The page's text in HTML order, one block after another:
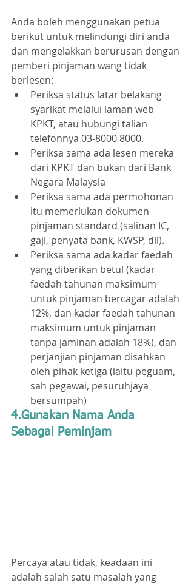
Anda boleh menggunakan petua
berikut untuk melindungi diri anda
dan mengelakkan berurusan dengan
pemberi pinjaman wang tidak
berlesen:
Periksa status latar belakang
syarikat melalui laman web
KPKT, atau hubungi talian
telefonnya 03-8000 8000.
Periksa sama ada lesen mereka
dari KPKT dan bukan dari Bank
Negara Malaysia
Periksa sama ada permohonan
itu memerlukan dokumen
pinjaman standard (salinan IC,
gaji, penyata bank, KWSP, dll).
Periksa sama ada kadar faedah
yang diberikan betul (kadar
faedah tahunan maksimum
untuk pinjaman bercagar adalah
12%, dan kadar faedah tahunan
maksimum untuk pinjaman
tanpa jaminan adalah 18%), dan
perjanjian pinjaman disahkan
oleh pihak ketiga (iaitu peguam,
sah pegawai, pesuruhjaya
bersumpah)
4.Gunakan Nama Anda
Sebagai Peminjam
Percaya atau tidak, keadaan ini
adalah salah satu masalah yang